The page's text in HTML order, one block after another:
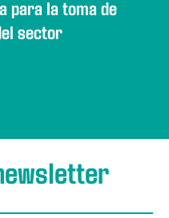
para la toma de
sector